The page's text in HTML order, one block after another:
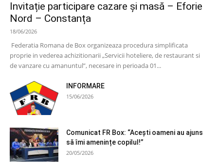
Invitație participare cazare și masă – Eforie
Nord – Constanța
18/06/2026
Federatia Romana de Box organizeaza procedura simplificata
proprie in vederea achizitionarii „Servicii hoteliere, de restaurant si
de vanzare cu amanuntul”, necesare in perioada 01...
INFORMARE
15/06/2026
Comunicat FR Box: “Acești oameni au ajuns
să îmi amenințe copilul!”
20/05/2026